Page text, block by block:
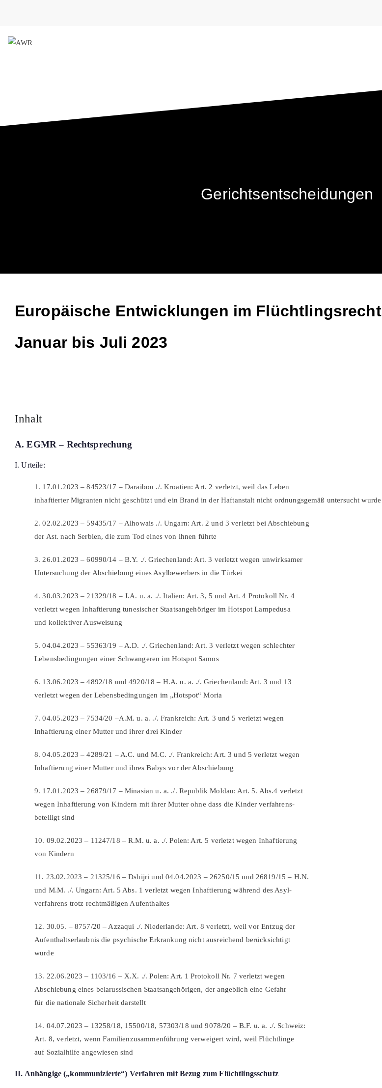
Gerichtsentscheidungen
Europäische Entwicklungen im Flüchtlingsrecht
Januar bis Juli 2023
Inhalt
A. EGMR – Rechtsprechung
I. Urteile:
1. 17.01.2023 – 84523/17 – Daraibou ./. Kroatien: Art. 2 verletzt, weil das Leben
inhaftierter Migranten nicht geschützt und ein Brand in der Haftanstalt nicht ordnungs­gemäß untersucht wurde
2. 02.02.2023 – 59435/17 – Alhowais ./. Ungarn: Art. 2 und 3 verletzt bei Abschiebung
der Ast. nach Serbien, die zum Tod eines von ihnen führte
3. 26.01.2023 – 60990/14 – B.Y. ./. Griechenland: Art. 3 verletzt wegen unwirksamer
Untersuchung der Abschiebung eines Asylbewerbers in die Türkei
4. 30.03.2023 – 21329/18 – J.A. u. a. ./. Italien: Art. 3, 5 und Art. 4 Protokoll Nr. 4
verletzt wegen Inhaftierung tunesischer Staatsangehöriger im Hotspot Lampedusa
und kollektiver Ausweisung
5. 04.04.2023 – 55363/19 – A.D. ./. Griechenland: Art. 3 verletzt wegen schlechter
Lebensbedingungen einer Schwangeren im Hotspot Samos
6. 13.06.2023 – 4892/18 und 4920/18 – H.A. u. a. ./. Griechenland: Art. 3 und 13
verletzt wegen der Lebensbedingungen im „Hotspot“ Moria
7. 04.05.2023 – 7534/20 –A.M. u. a. ./. Frankreich: Art. 3 und 5 verletzt wegen
Inhaftierung einer Mutter und ihrer drei Kinder
8. 04.05.2023 – 4289/21 – A.C. und M.C. ./. Frankreich: Art. 3 und 5 verletzt wegen
Inhaftierung einer Mutter und ihres Babys vor der Abschiebung
9. 17.01.2023 – 26879/17 – Minasian u. a. ./. Republik Moldau: Art. 5. Abs.4 verletzt
wegen Inhaftierung von Kindern mit ihrer Mutter ohne dass die Kinder verfahrens-
beteiligt sind
10. 09.02.2023 – 11247/18 – R.M. u. a. ./. Polen: Art. 5 verletzt wegen Inhaftierung
von Kindern
11. 23.02.2023 – 21325/16 – Dshijri und 04.04.2023 – 26250/15 und 26819/15 – H.N.
und M.M. ./. Ungarn: Art. 5 Abs. 1 verletzt wegen Inhaftierung während des Asyl-
verfahrens trotz rechtmäßigen Aufenthaltes
12. 30.05. – 8757/20 – Azzaqui ./. Niederlande: Art. 8 verletzt, weil vor Entzug der
Aufenthaltserlaubnis die psychische Erkrankung nicht ausreichend berücksichtigt
wurde
13. 22.06.2023 – 1103/16 – X.X. ./. Polen: Art. 1 Protokoll Nr. 7 verletzt wegen
Abschiebung eines belarussischen Staatsangehörigen, der angeblich eine Gefahr
für die nationale Sicherheit darstellt
14. 04.07.2023 – 13258/18, 15500/18, 57303/18 und 9078/20 – B.F. u. a. ./. Schweiz:
Art. 8, verletzt, wenn Familienzusammenführung verweigert wird, weil Flüchtlinge
auf Sozialhilfe angewiesen sind
II. Anhängige („kommunizierte“) Verfahren mit Bezug zum Flüchtlingsschutz